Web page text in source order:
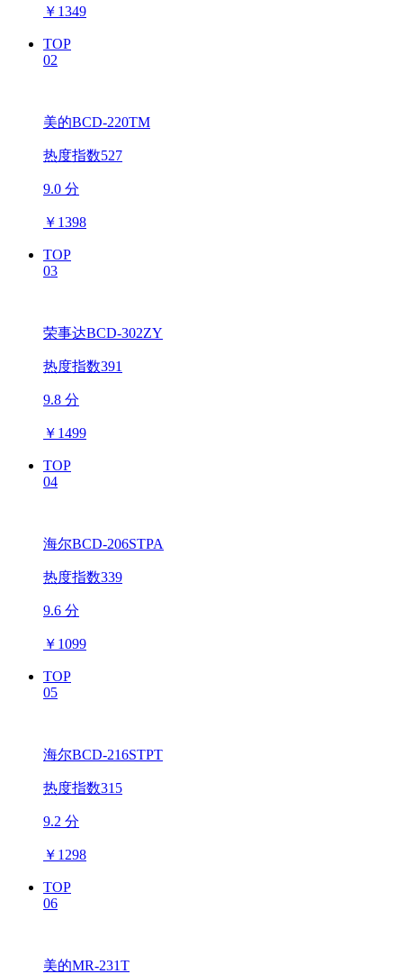
￥ 1349
TOP
02
美的BCD-220TM
热度指数527
9.0 分
￥ 1398
TOP
03
荣事达BCD-302ZY
热度指数391
9.8 分
￥ 1499
TOP
04
海尔BCD-206STPA
热度指数339
9.6 分
￥ 1099
TOP
05
海尔BCD-216STPT
热度指数315
9.2 分
￥ 1298
TOP
06
美的MR-231T